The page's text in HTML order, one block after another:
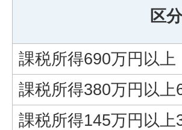
区分
課税所得690万円以上
課税所得380万円以上
課税所得145万円以上